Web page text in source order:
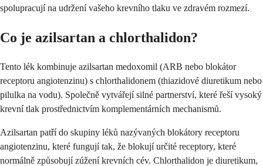
spolupracují na udržení vašeho krevního tlaku ve zdravém rozmezí.
Co je azilsartan a chlorthalidon?
Tento lék kombinuje azilsartan medoxomil (ARB nebo blokátor
receptoru angiotenzinu) s chlorthalidonem (thiazidové diuretikum nebo
pilulka na vodu). Společně vytvářejí silné partnerství, které řeší vysoký
krevní tlak prostřednictvím komplementárních mechanismů.
Azilsartan patří do skupiny léků nazývaných blokátory receptoru
angiotenzinu, které fungují tak, že blokují určité receptory, které
normálně způsobují zúžení krevních cév. Chlorthalidon je diuretikum,